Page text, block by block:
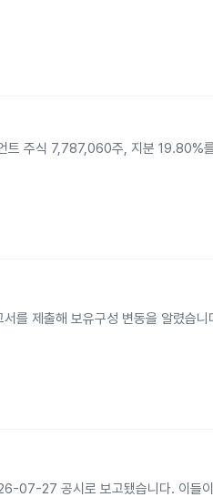
주식 7,787,060주, 지분 19.80%
제출해 보유구성 변동을 알렸습니
07-27 공시로 보고됐습니다. 이